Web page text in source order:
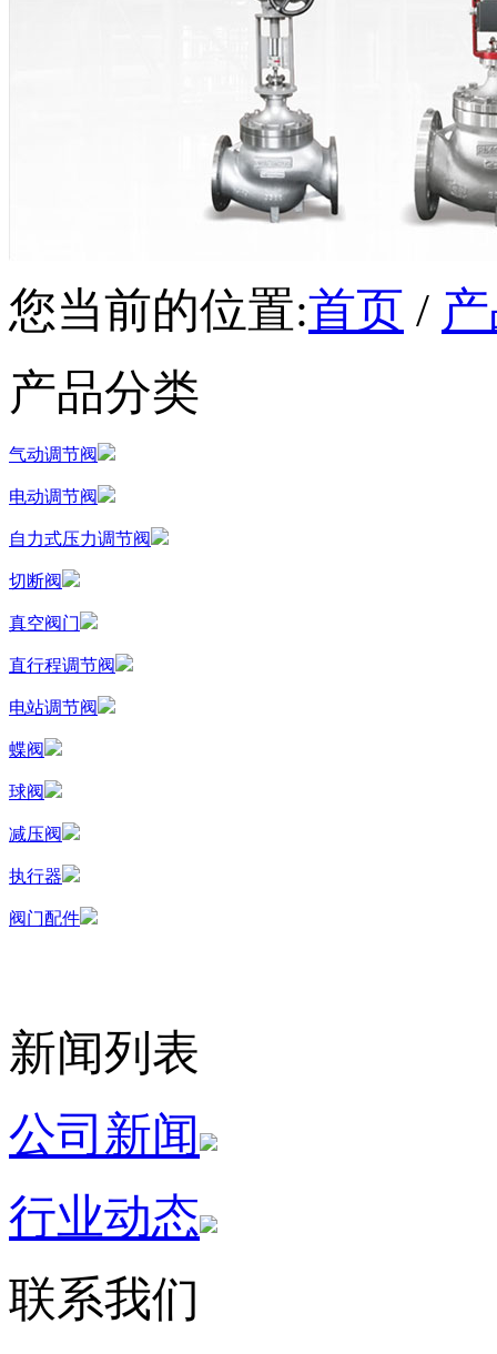
您当前的位置:首页 /
产品分类
气动调节阀
电动调节阀
自力式压力调节阀
切断阀
真空阀门
直行程调节阀
电站调节阀
蝶阀
球阀
减压阀
执行器
阀门配件
新闻列表
公司新闻
行业动态
联系我们